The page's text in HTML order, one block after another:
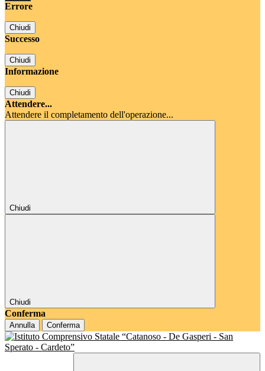
Errore
Chiudi
Successo
Chiudi
Informazione
Chiudi
Attendere...
Attendere il completamento dell'operazione...
Chiudi
Chiudi
Conferma
Annulla Conferma